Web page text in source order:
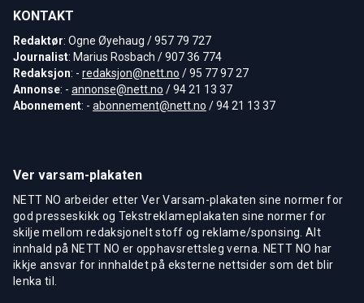
KONTAKT
Redaktør: Ogne Øyehaug / 957 79 727
Journalist: Marius Rosbach / 907 36 774
Redaksjon: - redaksjon@nett.no / 95 77 97 27
Annonse: - annonse@nett.no / 94 21 13 37
Abonnement: - abonnement@nett.no / 94 21 13 37
Ver varsam-plakaten
NETT NO arbeider etter Ver Varsam-plakaten sine normer for
god presseskikk og Tekstreklameplakaten sine normer for
skilje mellom redaksjonelt stoff og reklame/sponsing. Alt
innhald på NETT NO er opphavsrettsleg verna. NETT NO har
ikkje ansvar for innhaldet på eksterne nettsider som det blir
lenka til.